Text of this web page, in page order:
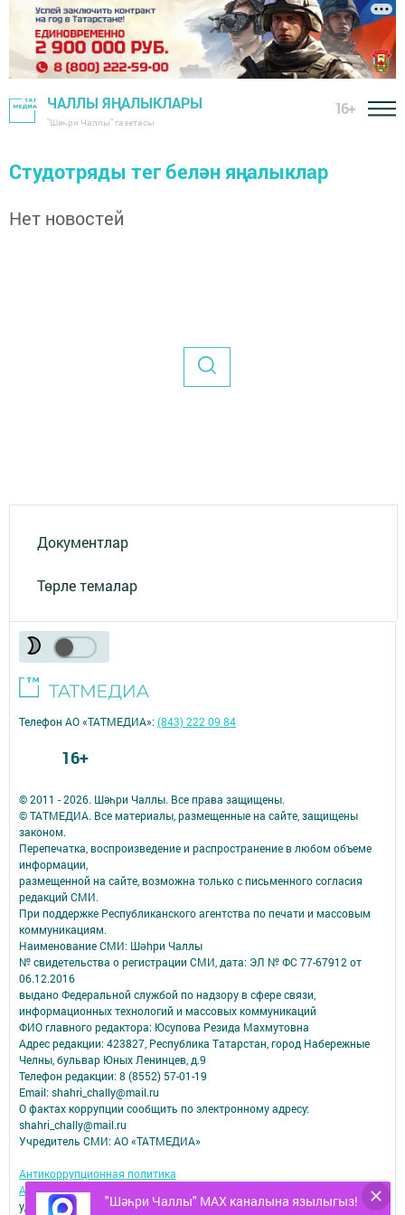
ЧАЛЛЫ ЯҢАЛЫКЛАРЫ
"Шәһри Чаллы" газетасы
16+
Студотряды тег белән яңалыклар
Нет новостей
Документлар
Төрле темалар
"Шәһри Чаллы" MAX каналына язылыгыз!
© 2011 - 2026. Шәһри Чаллы. Все права защищены.
© ТАТМЕДИА. Все материалы, размещенные на сайте, защищены
законом.
Перепечатка, воспроизведение и распространение в любом объеме
информации,
размещенной на сайте, возможна только с письменного согласия
редакций СМИ.
При поддержке Республиканского агентства по печати и массовым
коммуникациям.
Наименование СМИ: Шəhри Чаллы
№ свидетельства о регистрации СМИ, дата: ЭЛ № ФС 77-67912 от
06.12.2016
выдано Федеральной службой по надзору в сфере связи,
информационных технологий и массовых коммуникаций
ФИО главного редактора: Юсупова Резида Махмутовна
Адрес редакции: 423827, Республика Татарстан, город Набережные
Челны, бульвар Юных Ленинцев, д.9
Телефон редакции: 8 (8552) 57-01-19
Email: shahri_chally@mail.ru
О фактах коррупции сообщить по электронному адресу:
shahri_chally@mail.ru
Учредитель СМИ: АО «ТАТМЕДИА»
Антикоррупционная политика
АО «ТАТМЕДИА» использует «cookie»
для персонализации сервисов и
удобства пользователей сайтом.
Телефон АО «ТАТМЕДИА»:(843) 222 09 84
16+